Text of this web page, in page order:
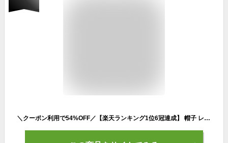
＼クーポン利用で54%OFF／【楽天ランキング1位6冠達成】 帽子 レディース 秋冬 ニット帽 ネックウォーマーセット スヌード 暖かい レディース 冬 レディースニット帽 マフラー セット スキー ニットキャップ 裏ボア 裏起毛 男女兼用 ユニセックス 防寒